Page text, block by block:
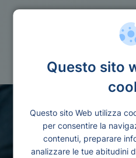
Questo sito
Questo sito Web utilizza
per consentire la
contenuti, preparare
analizzare le tue abitudini